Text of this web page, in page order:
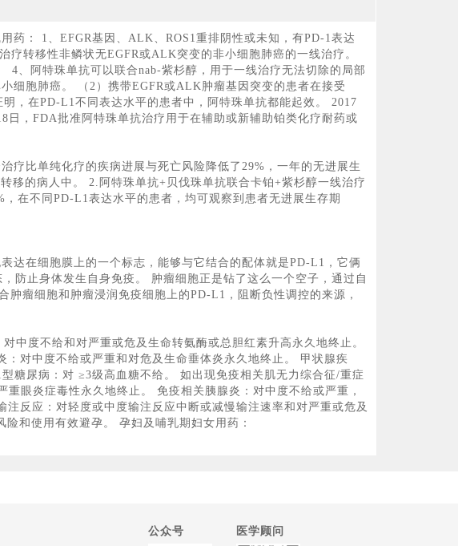
药： 1、EFGR基因、ALK、ROS1重排阴性或未知，有PD-1表达
疗转移性非鳞状无EGFR或ALK突变的非小细胞肺癌的一线治疗。
、阿特珠单抗可以联合nab-紫杉醇，用于一线治疗无法切除的局部
细胞肺癌。 （2）携带EGFR或ALK肿瘤基因突变的患者在接受
，在PD-L1不同表达水平的患者中，阿特珠单抗都能起效。 2017
，FDA批准阿特珠单抗治疗用于在辅助或新辅助铂类化疗耐药或
疗比单纯化疗的疾病进展与死亡风险降低了29%，一年的无进展生
移的病人中。 2.阿特珠单抗+贝伐珠单抗联合卡铂+紫杉醇一线治疗
在不同PD-L1表达水平的患者，均可观察到患者无进展生存期
达在细胞膜上的一个标志，能够与它结合的配体就是PD-L1，它俩
防止身体发生自身免疫。 肿瘤细胞正是钻了这么一个空子，通过自
瘤细胞和肿瘤浸润免疫细胞上的PD-L1，阻断负性调控的来源，
中度不给和对严重或危及生命转氨酶或总胆红素升高永久地终止。
对中度不给或严重和对危及生命垂体炎永久地终止。 甲状腺疾
糖尿病：对 ≥3级高血糖不给。 如出现免疫相关肌无力综合征/重症
眼炎症毒性永久地终止。 免疫相关胰腺炎：对中度不给或严重，
反应：对轻度或中度输注反应中断或减慢输注速率和对严重或危及
和使用有效避孕。 孕妇及哺乳期妇女用药：
公众号 医学顾问